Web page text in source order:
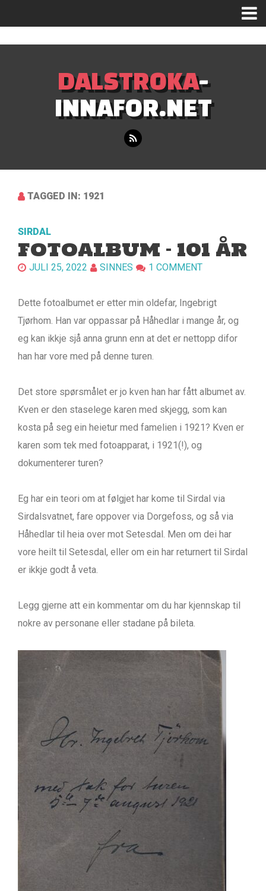
DALSTROKA-
INNAFOR.NET
TAGGED IN: 1921
SIRDAL
FOTOALBUM – 101 ÅR
JULI 25, 2022 SINNES 1 COMMENT
Dette fotoalbumet er etter min oldefar, Ingebrigt
Tjørhom. Han var oppassar på Håhedlar i mange år, og
eg kan ikkje sjå anna grunn enn at det er nettopp difor
han har vore med på denne turen.
Det store spørsmålet er jo kven han har fått albumet av.
Kven er den staselege karen med skjegg, som kan
kosta på seg ein heietur med famelien i 1921? Kven er
karen som tek med fotoapparat, i 1921(!), og
dokumenterer turen?
Eg har ein teori om at følgjet har kome til Sirdal via
Sirdalsvatnet, fare oppover via Dorgefoss, og så via
Håhedlar til heia over mot Setesdal. Men om dei har
vore heilt til Setesdal, eller om ein har returnert til Sirdal
er ikkje godt å veta.
Legg gjerne att ein kommentar om du har kjennskap til
nokre av personane eller stadane på bileta.